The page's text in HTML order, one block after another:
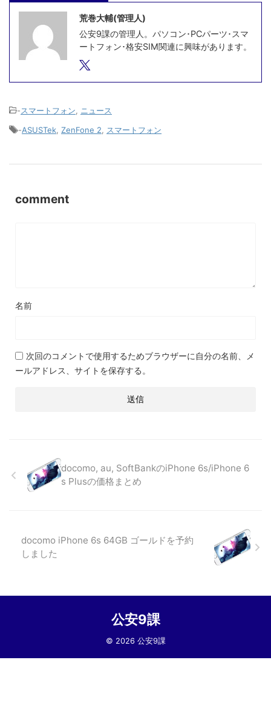
荒巻大輔(管理人)
公安9課の管理人。パソコン･PCパーツ･スマ
ートフォン･格安SIM関連に興味があります。
-スマートフォン
ニュース
-ASUSTek ZenFone 2 スマートフォン
comment
名前
次回のコメントで使用するためブラウザーに自分の名前、メ
ールアドレス、サイトを保存する。
docomo, au, SoftBankのiPhone 6s/iPhone 6
s Plusの価格まとめ
docomo iPhone 6s 64GB ゴールドを予約
しました
公安9課
© 2026 公安9課